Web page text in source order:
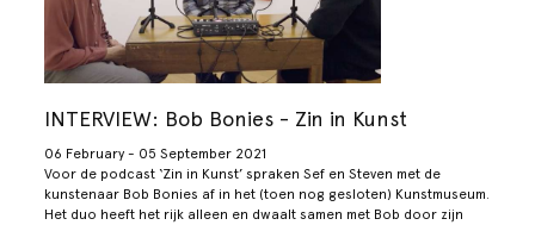
INTERVIEW: Bob Bonies - Zin in Kunst
06 February - 05 September 2021
Voor de podcast ‘Zin in Kunst’ spraken Sef en Steven met de
kunstenaar Bob Bonies af in het (toen nog gesloten) Kunstmuseum.
Het duo heeft het rijk alleen en dwaalt samen met Bob door zijn